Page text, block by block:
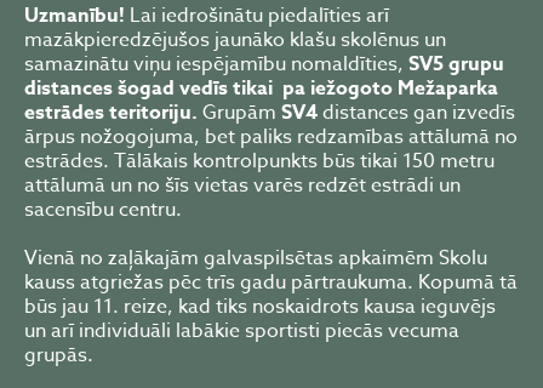
Uzmanību! Lai iedrošinātu piedalīties arī
mazākpieredzējušos jaunāko klašu skolēnus un
samazinātu viņu iespējamību nomaldīties, SV5 grupu
distances šogad vedīs tikai pa iežogoto Mežaparka
estrādes teritoriju. Grupām SV4distances gan izvedīs
ārpus nožogojuma, bet paliks redzamības attālumā no
estrādes. Tālākais kontrolpunkts būs tikai 150 metru
attālumā un no šīs vietas varēs redzēt estrādi un
sacensību centru.
Vienā no zaļākajām galvaspilsētas apkaimēm Skolu
kauss atgriežas pēc trīs gadu pārtraukuma. Kopumā tā
būs jau 11. reize, kad tiks noskaidrots kausa ieguvējs
un arī individuāli labākie sportisti piecās vecuma
grupās.